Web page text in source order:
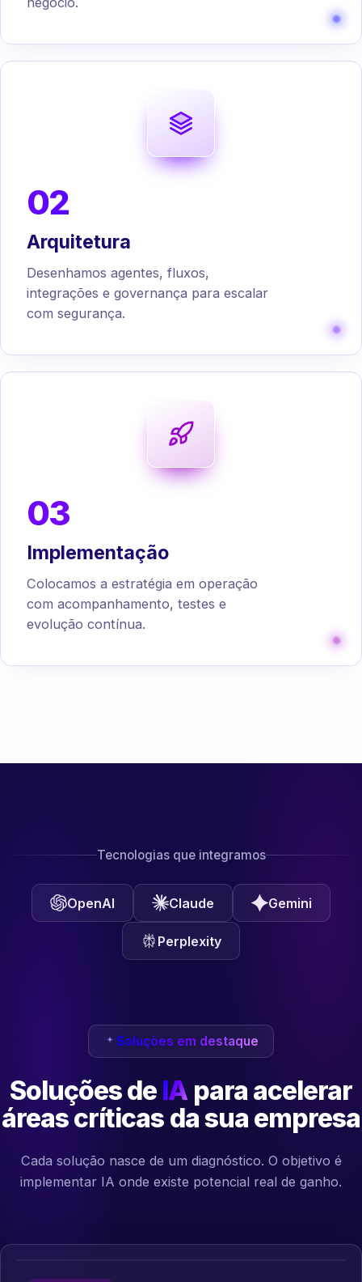
02
Arquitetura
Desenhamos agentes, fluxos,
integrações e governança para escalar
com segurança.
03
Implementação
Colocamos a estratégia em operação
com acompanhamento, testes e
evolução contínua.
Tecnologias que integramos
OpenAI Claude Gemini
Perplexity
Soluções em destaque
Soluções de IA para acelerar
áreas críticas da sua empresa
Cada solução nasce de um diagnóstico. O objetivo é
implementar IA onde existe potencial real de ganho.